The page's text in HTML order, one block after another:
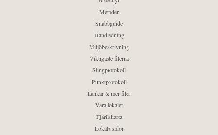
Metoder
Snabbguide
Handledning
Miljöbeskrivning
Viktigaste filerna
Slingprotokoll
Punktprotokoll
Länkar & mer filer
Våra lokaler
Fjärilskarta
Lokala sidor